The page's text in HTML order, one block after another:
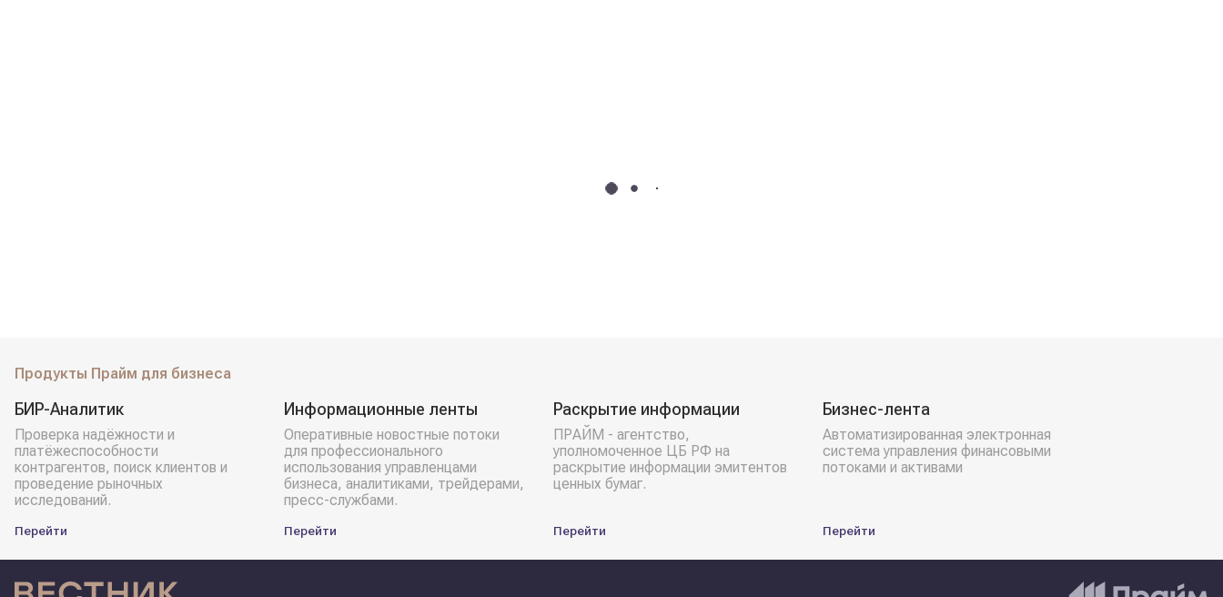
Продукты Прайм для бизнеса
БИР-Аналитик
Проверка надёжности и
платёжеспособности
контрагентов, поиск клиентов и
проведение рыночных
исследований.
Перейти
Информационные ленты
Оперативные новостные потоки
для профессионального
использования управленцами
бизнеса, аналитиками, трейдерами,
пресс-службами.
Перейти
Раскрытие информации
ПРАЙМ - агентство,
уполномоченное ЦБ РФ на
раскрытие информации эмитентов
ценных бумаг.
Перейти
Бизнес-лента
Автоматизированная электронная
система управления финансовыми
потоками и активами
Перейти